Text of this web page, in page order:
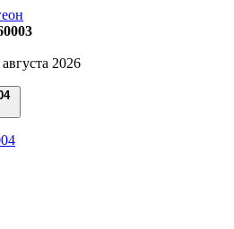
2026
МЕГЕОН 60001-60004